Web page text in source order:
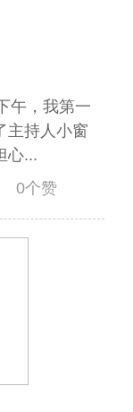
午，我第一
主持人小窗
心...
0个赞